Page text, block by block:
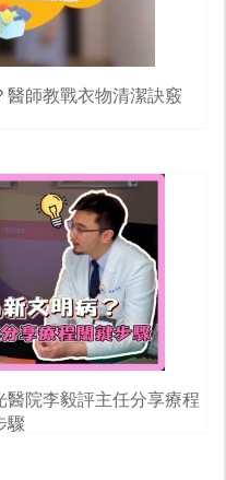
師教戰衣物清潔訣竅
院李毅評主任分享療程
驟